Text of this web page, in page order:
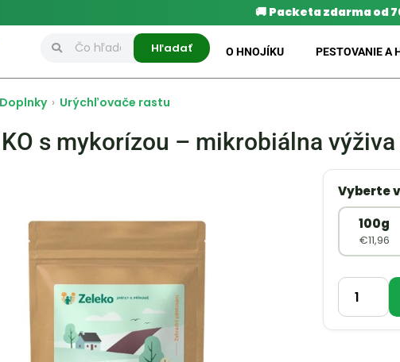
🚚 Packeta zdarma od
Hľadať O HNOJÍKU PESTOVANIE A
Doplnky › Urýchľovače rastu
s mykorízou – mikrobiálna
Vyberte
100g
€11,96